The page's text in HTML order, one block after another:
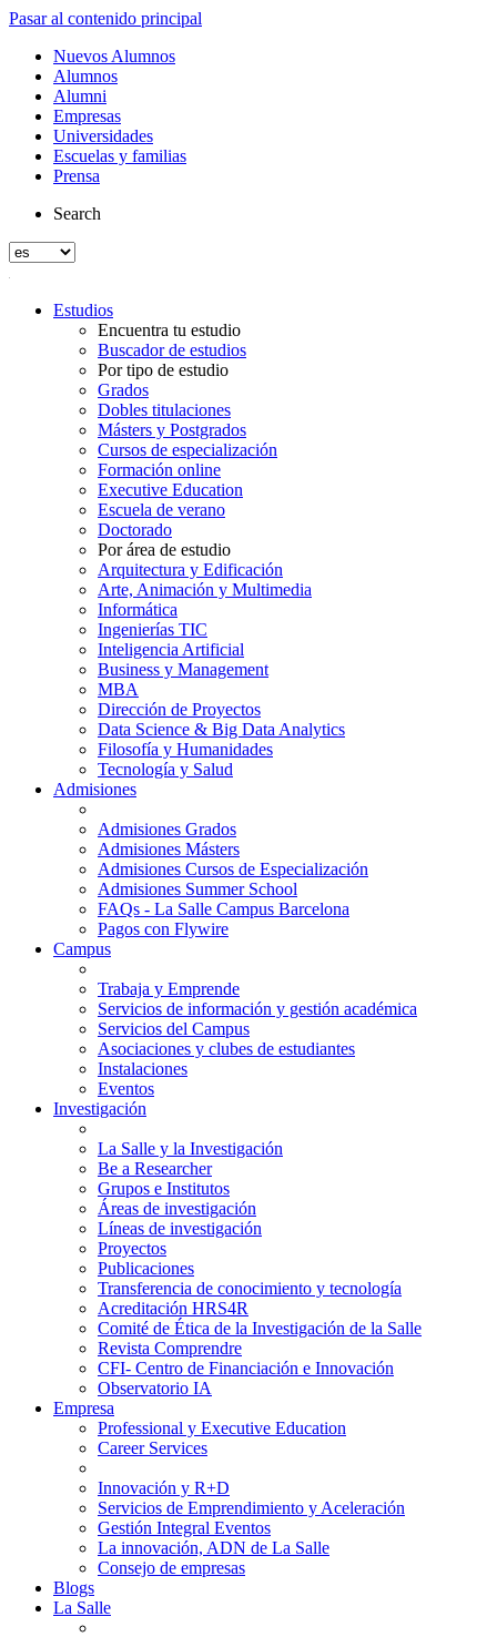
Pasar al contenido principal
Nuevos Alumnos
Alumnos
Alumni
Empresas
Universidades
Escuelas y familias
Prensa
Search
Estudios
Encuentra tu estudio
Buscador de estudios
Por tipo de estudio
Grados
Dobles titulaciones
Másters y Postgrados
Cursos de especialización
Formación online
Executive Education
Escuela de verano
Doctorado
Por área de estudio
Arquitectura y Edificación
Arte, Animación y Multimedia
Informática
Ingenierías TIC
Inteligencia Artificial
Business y Management
MBA
Dirección de Proyectos
Data Science & Big Data Analytics
Filosofía y Humanidades
Tecnología y Salud
Admisiones
Admisiones Grados
Admisiones Másters
Admisiones Cursos de Especialización
Admisiones Summer School
FAQs - La Salle Campus Barcelona
Pagos con Flywire
Campus
Trabaja y Emprende
Servicios de información y gestión académica
Servicios del Campus
Asociaciones y clubes de estudiantes
Instalaciones
Eventos
Investigación
La Salle y la Investigación
Be a Researcher
Grupos e Institutos
Áreas de investigación
Líneas de investigación
Proyectos
Publicaciones
Transferencia de conocimiento y tecnología
Acreditación HRS4R
Comité de Ética de la Investigación de la Salle
Revista Comprendre
CFI- Centro de Financiación e Innovación
Observatorio IA
Empresa
Professional y Executive Education
Career Services
Innovación y R+D
Servicios de Emprendimiento y Aceleración
Gestión Integral Eventos
La innovación, ADN de La Salle
Consejo de empresas
Blogs
La Salle